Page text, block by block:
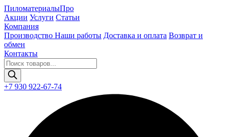
ПиломатериалыПро
Акции Услуги Статьи
Компания
Производство Наши работы Доставка и оплата Возврат и
обмен
Контакты
Поиск
товаров
+7 930 922-67-74